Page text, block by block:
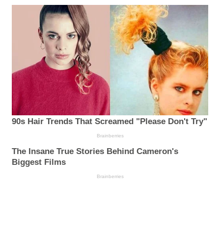
90s Hair Trends That Screamed "Please Don't Try"
Brainberries
The Insane True Stories Behind Cameron's
Biggest Films
Brainberries